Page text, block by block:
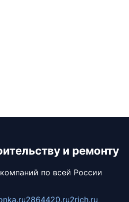
и ремонту
по всей России
2864420.ru2rich.ru